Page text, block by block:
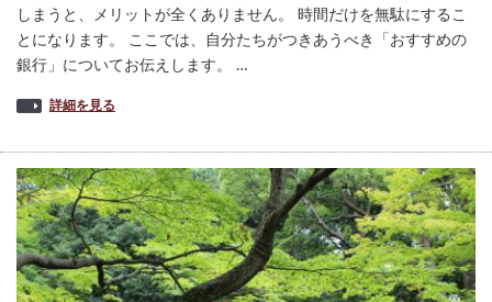
しまうと、メリットが全くありません。 時間だけを無駄にするこ
とになります。 ここでは、自分たちがつきあうべき「おすすめの
銀行」についてお伝えします。 …
詳細を見る